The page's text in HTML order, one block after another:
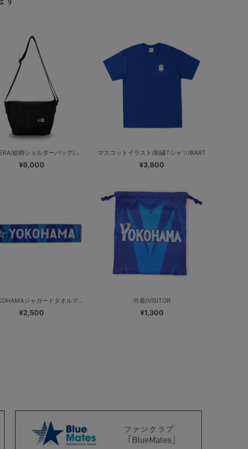
総柄ショルダーバッグ/...
¥6,000
マスコットイラスト/刺繍Tシャツ/BART
¥3,800
ジャガードタオルマ...
¥2,500
巾着/VISITOR
¥1,300